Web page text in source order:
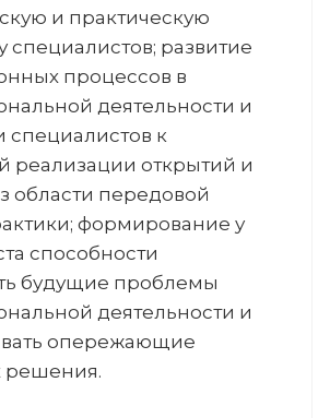
и практическую
специалистов; развитие
процессов в
деятельности и
специалистов к
реализации открытий и
области передовой
формирование у
способности
будущие проблемы
деятельности и
опережающие
решения.